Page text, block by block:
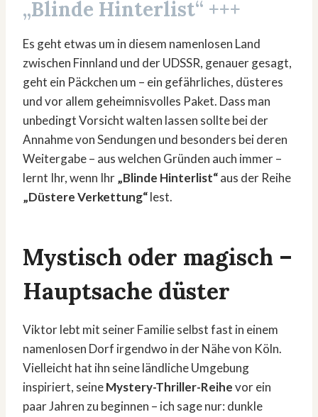
„Blinde Hinterlist“ +++
Es geht etwas um in diesem namenlosen Land
zwischen Finnland und der UDSSR, genauer gesagt,
geht ein Päckchen um – ein gefährliches, düsteres
und vor allem geheimnisvolles Paket. Dass man
unbedingt Vorsicht walten lassen sollte bei der
Annahme von Sendungen und besonders bei deren
Weitergabe – aus welchen Gründen auch immer –
lernt Ihr, wenn Ihr„Blinde Hinterlist“aus der Reihe
„Düstere Verkettung“lest.
Mystisch oder magisch –
Hauptsache düster
Viktor lebt mit seiner Familie selbst fast in einem
namenlosen Dorf irgendwo in der Nähe von Köln.
Vielleicht hat ihn seine ländliche Umgebung
inspiriert, seineMystery-Thriller-Reihevor ein
paar Jahren zu beginnen – ich sage nur: dunkle